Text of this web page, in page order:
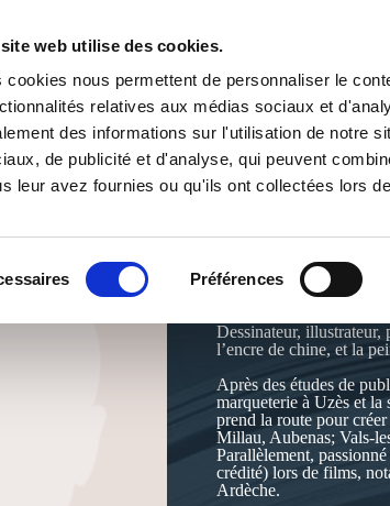
web utilise des cookies.
cookies nous permettent de personnaliser le
relatives aux médias sociaux et
des informations sur l'utilisation de notre
de publicité et d'analyse, qui peuvent
leur avez fournies ou qu'ils ont collectées lors
Préférences
BEST SELLER
PUBLIER UN LIVRE
XAVIER
Dessinateur,
l’encre de chine, et la
Après des études de
marqueterie à Uzès et
prend la route pour
Millau, Aubenas; Vals-
Parallèlement,
crédité) lors de films,
Ardèche.